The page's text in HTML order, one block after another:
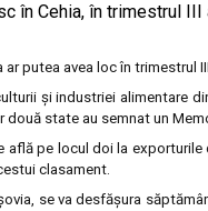
putea avea loc în trimestrul
şi industriei alimentare
state au semnat un
află pe locul doi la
clasament.
se va desfăşura